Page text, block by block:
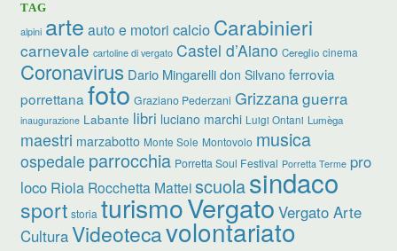
TAG
alpini arte auto e motori calcio Carabinieri
carnevale cartoline di vergato Castel d’Aiano Cereglio cinema
Coronavirus Dario Mingarelli don Silvano ferrovia
porrettana foto Graziano Pederzani Grizzanaguerra
inaugurazione Labante libri luciano marchi Luigi Ontani Lumèga
maestri marzabotto Monte Sole Montovolo musica
ospedale parrocchia Porretta Soul Festival Porretta Terme pro
loco Riola Rocchetta Matteiscuolasindaco
sport storia turismoVergato Vergato Arte
CulturaVideotecavolontariato